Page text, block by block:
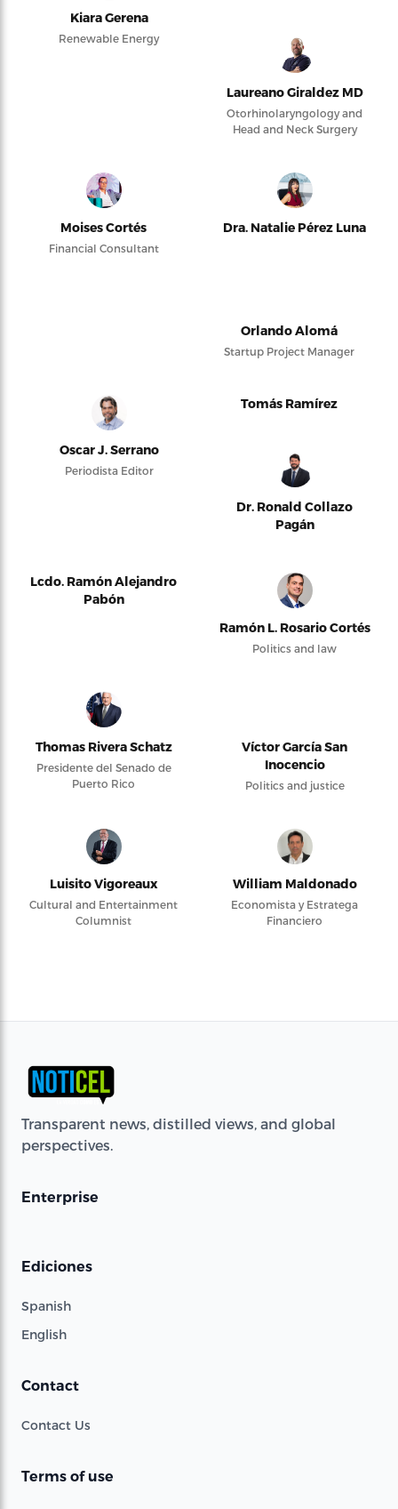
Kiara Gerena
Renewable Energy
Laureano Giraldez MD
Otorhinolaryngology and
Head and Neck Surgery
Moises Cortés
Financial Consultant
Dra. Natalie Pérez Luna
Orlando Alomá
Startup Project Manager
Oscar J. Serrano
Periodista Editor
Tomás Ramírez
Dr. Ronald Collazo
Pagán
Lcdo. Ramón Alejandro
Pabón
Ramón L. Rosario Cortés
Politics and law
Thomas Rivera Schatz
Presidente del Senado de
Puerto Rico
Víctor García San
Inocencio
Politics and justice
Luisito Vigoreaux
Cultural and Entertainment
Columnist
William Maldonado
Economista y Estratega
Financiero
Transparent news, distilled views, and global
perspectives.
Enterprise
Ediciones
Spanish
English
Contact
Contact Us
Terms of use